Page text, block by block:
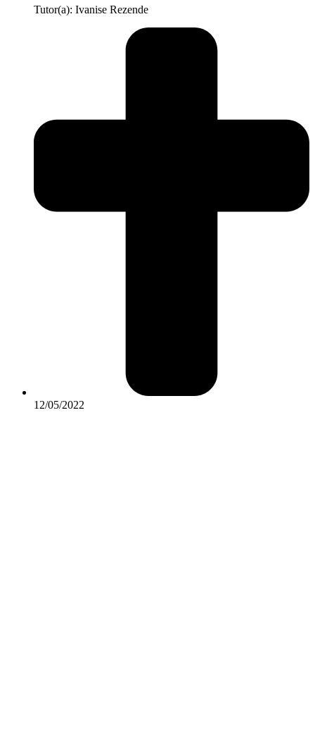
Tutor(a): Ivanise Rezende
12/05/2022